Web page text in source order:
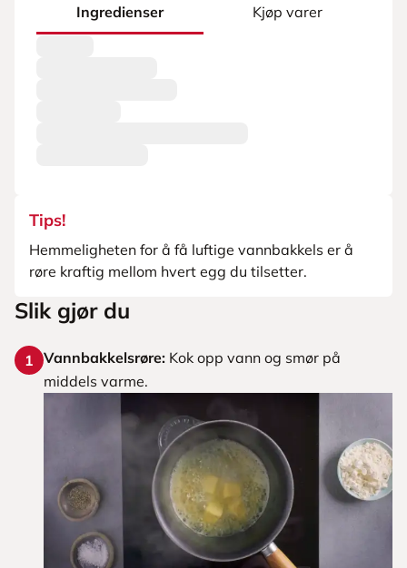
Ingredienser Kjøp varer
Tips!
Hemmeligheten for å få luftige vannbakkels er å
røre kraftig mellom hvert egg du tilsetter.
Slik gjør du
1 Vannbakkelsrøre: Kok opp vann og smør på
middels varme.